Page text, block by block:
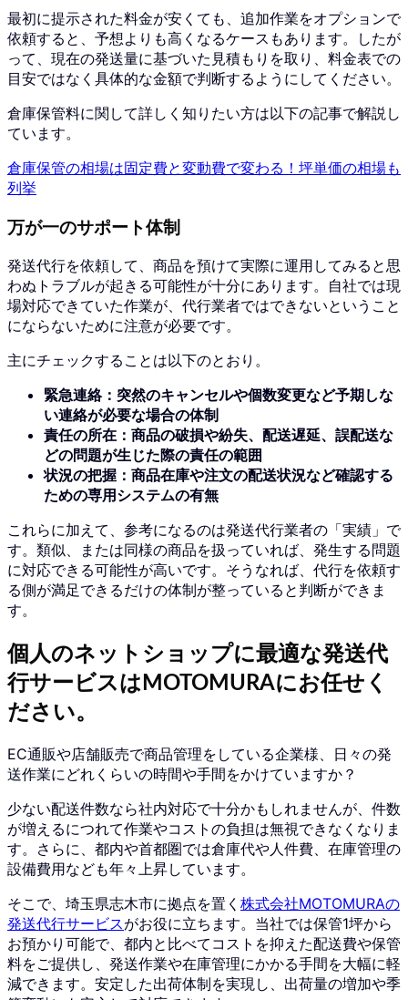
最初に提示された料金が安くても、追加作業をオプションで
依頼すると、予想よりも高くなるケースもあります。
したが
って、現在の発送量に基づいた見積もりを取り、料金表での
目安ではなく具体的な金額で判断するようにしてください。
倉庫保管料に関して詳しく知りたい方は以下の記事で解説し
ています。
倉庫保管の相場は固定費と変動費で変わる！坪単価の相場も
列挙
万が一のサポート体制
発送代行を依頼して、商品を預けて実際に運用してみると思
わぬトラブルが起きる可能性が十分にあります。 自社では現
場対応できていた作業が、代行業者ではできないということ
にならないために注意が必要です。
主にチェックすることは以下のとおり。
緊急連絡：突然のキャンセルや個数変更など予期しな
い連絡が必要な場合の体制
責任の所在：商品の破損や紛失、配送遅延、誤配送な
どの問題が生じた際の責任の範囲
状況の把握：商品在庫や注文の配送状況など確認する
ための専用システムの有無
これらに加えて、参考になるのは発送代行業者の「実績」で
す。 類似、または同様の商品を扱っていれば、発生する問題
に対応できる可能性が高いです。 そうなれば、代行を依頼す
る側が満足できるだけの体制が整っていると判断ができま
す。
個人のネットショップに最適な発送代
行サービスはMOTOMURAにお任せく
ださい。
EC通販や店舗販売で商品管理をしている企業様、日々の発
送作業にどれくらいの時間や手間をかけていますか？
少ない配送件数なら社内対応で十分かもしれませんが、件数
が増えるにつれて作業やコストの負担は無視できなくなりま
す。さらに、都内や首都圏では倉庫代や人件費、在庫管理の
設備費用なども年々上昇しています。
そこで、埼玉県志木市に拠点を置く 株式会社MOTOMURAの
発送代行サービスがお役に立ちます。当社では保管1坪から
お預かり可能で、都内と比べてコストを抑えた配送費や保管
料をご提供し、発送作業や在庫管理にかかる手間を大幅に軽
減できます。安定した出荷体制を実現し、出荷量の増加や季